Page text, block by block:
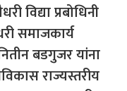
विद्या प्रबोधिनी
समाजकार्य
बडगुजर यांना
राज्यस्तरीय